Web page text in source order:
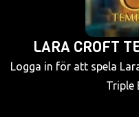
LARA CROFT
Logga in för att spela
Triple